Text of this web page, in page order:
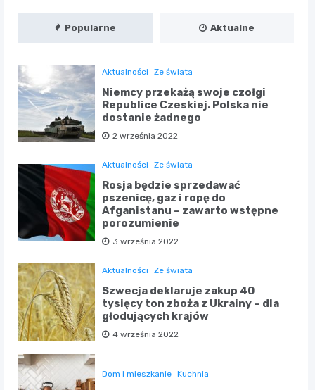
Popularne Aktualne
Aktualności Ze świata
Niemcy przekażą swoje czołgi
Republice Czeskiej. Polska nie
dostanie żadnego
2 września 2022
Aktualności Ze świata
Rosja będzie sprzedawać
pszenicę, gaz i ropę do
Afganistanu – zawarto wstępne
porozumienie
3 września 2022
Aktualności Ze świata
Szwecja deklaruje zakup 40
tysięcy ton zboża z Ukrainy – dla
głodujących krajów
4 września 2022
Dom i mieszkanie Kuchnia